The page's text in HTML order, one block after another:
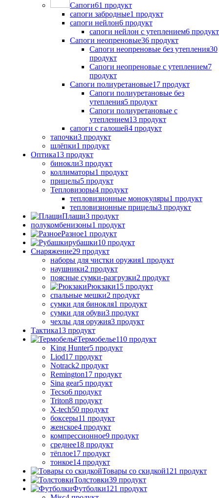
Сапоги61 продукт
сапоги забродные1 продукт
сапоги нейлон6 продукт
сапоги нейлон с утеплением6 продукт
Сапоги неопреновые36 продукт
Сапоги неопреновые без утепления30
продукт
Сапоги неопреновые с утеплением7
продукт
Сапоги полиуретановые17 продукт
Сапоги полиуретановые без
утепления5 продукт
Сапоги полиуретановые с
утеплением13 продукт
сапоги с галошей4 продукт
тапочки3 продукт
шлёпки1 продукт
Оптика13 продукт
бинокли3 продукт
коллиматоры1 продукт
прицелы5 продукт
Тепловизоры4 продукт
тепловизионные монокуляры1 продукт
тепловизионные прицелы3 продукт
Плащи3 продукт
полукомбенизоны1 продукт
Разное1 продукт
рубашки10 продукт
Снаряжение29 продукт
наборы для чистки оружия1 продукт
наушники2 продукт
поясные сумки-разгрузки2 продукт
Рюкзаки15 продукт
спальные мешки2 продукт
сумки для бинокля1 продукт
сумки для обуви3 продукт
чехлы для оружия3 продукт
Тактика13 продукт
Термобелье110 продукт
King Hunter5 продукт
Liod17 продукт
Notrack2 продукт
Remington17 продукт
Sina gear5 продукт
Tecso6 продукт
Triton8 продукт
X-tech50 продукт
боксеры11 продукт
женское4 продукт
компрессионное9 продукт
среднее18 продукт
тёплое17 продукт
тонкое14 продукт
Товары со скидкой121 продукт
Толстовки39 продукт
Футболки121 продукт